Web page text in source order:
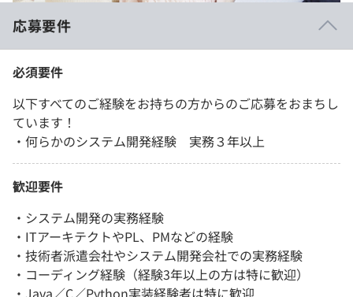
応募要件
必須要件
以下すべてのご経験をお持ちの方からのご応募をおまちし
ています！
・何らかのシステム開発経験 実務３年以上
歓迎要件
・システム開発の実務経験
・ITアーキテクトやPL、PMなどの経験
・技術者派遣会社やシステム開発会社での実務経験
・コーディング経験（経験3年以上の方は特に歓迎）
・Java／C／Python実装経験者は特に歓迎